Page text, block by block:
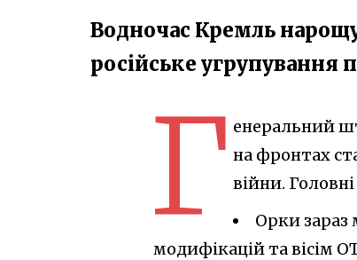
Водночас Кремль
російське угрупування
Г енеральний
на фронтах
війни.
Орки зараз
модифікацій та вісім